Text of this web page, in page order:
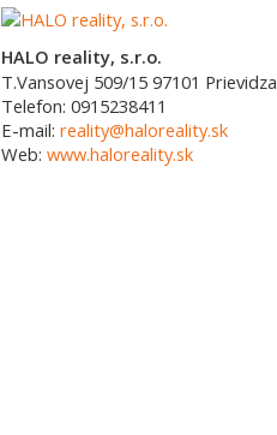
HALO reality, s.r.o.
T.Vansovej 509/15 97101 Prievidza
Telefon: 0915238411
E-mail: reality@haloreality.sk
Web: www.haloreality.sk